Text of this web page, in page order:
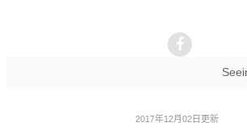
2017年12月02日更新